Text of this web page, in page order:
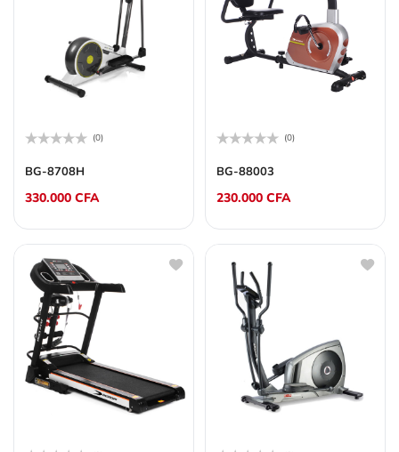
0
5
(0)
BG-8708H
330.000 CFA
0
5
(0)
BG-88003
230.000 CFA